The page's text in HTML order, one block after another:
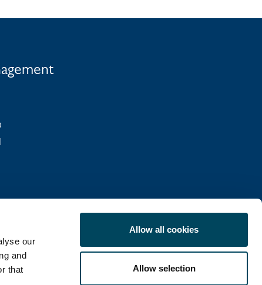
our
and
that
Allow all cookies
Allow selection